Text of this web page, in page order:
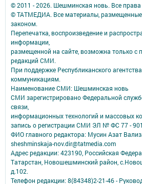
© 2011 - 2026. Шешминская новь. Все
© ТАТМЕДИА. Все материалы,
законом.
Перепечатка, воспроизведение и
информации,
размещенной на сайте, возможна только с
редакций СМИ.
При поддержке Республиканского
коммуникациям.
Наименование СМИ: Шешминская новь
СМИ зарегистрировано Федеральной
связи,
информационных технологий и массовых
запись о регистрации СМИ ЭЛ № ФС 77 -
ФИО главного редактора: Мусин Азат
sheshminskaja-nov.dir@tatmedia.com
Адрес редакции: 423190, Российская
Татарстан, Новошешминский район,
д.102.
Телефон редакции: 8(84348)2-21-46 -